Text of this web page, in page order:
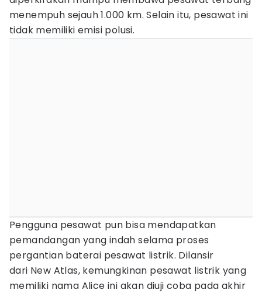
menempuh sejauh 1.000 km. Selain itu, pesawat ini
tidak memiliki emisi polusi.
Pengguna pesawat pun bisa mendapatkan
pemandangan yang indah selama proses
pergantian baterai pesawat listrik. Dilansir
dari New Atlas, kemungkinan pesawat listrik yang
memiliki nama Alice ini akan diuji coba pada akhir